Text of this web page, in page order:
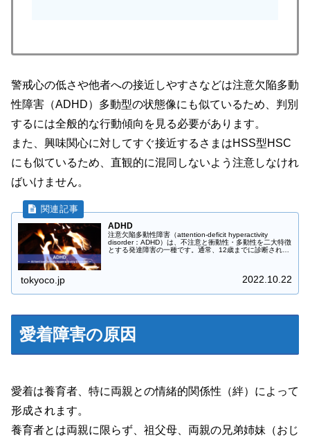
警戒心の低さや他者への接近しやすさなどは注意欠陥多動
性障害 （ADHD） 多動型の状態像にも似ているため、判別
するには全般的な行動傾向を見る必要があります。
また、興味関心に対してすぐ接近するさまはHSS型HSC
にも似ているため、直観的に混同しないよう注意しなけれ
ばいけません。
ADHD
注意欠陥多動性障害（attention-deficit hyperactivity
disorder：ADHD）は、不注意と衝動性・多動性を二大特徴
とする発達障害の一種です。通常、12歳までに診断されま
tokyoco.jp 2022.10.22
愛着障害の原因
愛着は養育者、特に両親との情緒的関係性 （絆） によって
形成されます。
養育者とは両親に限らず、祖父母、両親の兄弟姉妹 （おじ